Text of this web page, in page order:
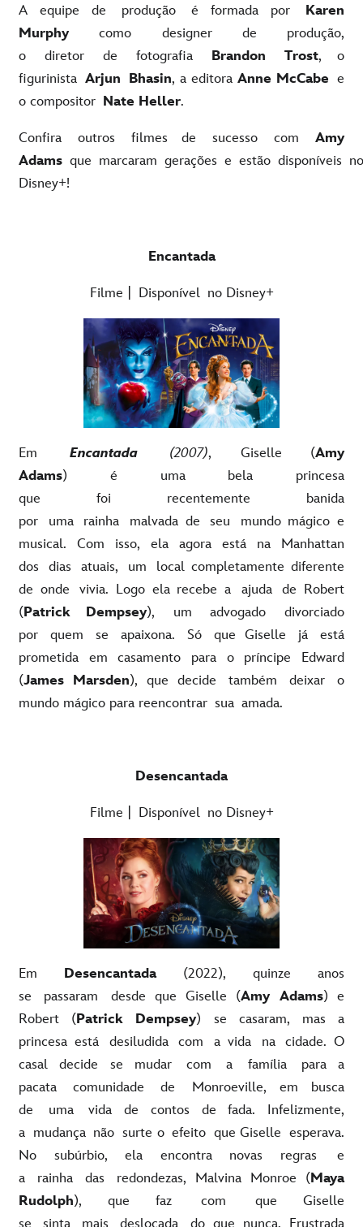
A equipe de produção é formada por Karen
Murphy como designer de produção,
o diretor de fotografia Brandon Trost, o
figurinista Arjun Bhasin, a editora Anne McCabe e
o compositor Nate Heller.
Confira outros filmes de sucesso com Amy
Adams que marcaram gerações e estão disponíveis no
Disney+!
Encantada
Filme | Disponível no Disney+
Em Encantada (2007), Giselle (Amy
Adams) é uma bela princesa
que foi recentemente banida
por uma rainha malvada de seu mundo mágico e
musical. Com isso, ela agora está na Manhattan
dos dias atuais, um local completamente diferente
de onde vivia. Logo ela recebe a ajuda de Robert
(Patrick Dempsey), um advogado divorciado
por quem se apaixona. Só que Giselle já está
prometida em casamento para o príncipe Edward
(James Marsden), que decide também deixar o
mundo mágico para reencontrar sua amada.
Desencantada
Filme | Disponível no Disney+
Em Desencantada(2022), quinze anos
se passaram desde que Giselle (Amy Adams) e
Robert (Patrick Dempsey) se casaram, mas a
princesa está desiludida com a vida na cidade. O
casal decide se mudar com a família para a
pacata comunidade de Monroeville, em busca
de uma vida de contos de fada. Infelizmente,
a mudança não surte o efeito que Giselle esperava.
No subúrbio, ela encontra novas regras e
a rainha das redondezas, Malvina Monroe (Maya
Rudolph), que faz com que Giselle
se sinta mais deslocada do que nunca. Frustrada